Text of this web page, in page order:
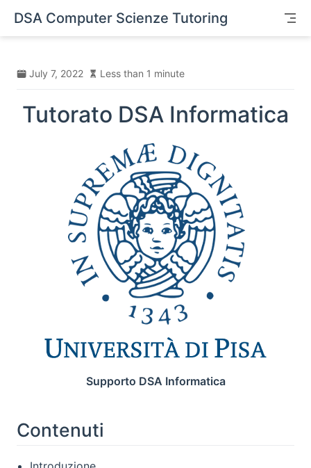
Skip to content
DSA Computer Scienze Tutoring
July 7, 2022 Less than 1 minute
Tutorato DSA Informatica
Supporto DSA Informatica
Contenuti